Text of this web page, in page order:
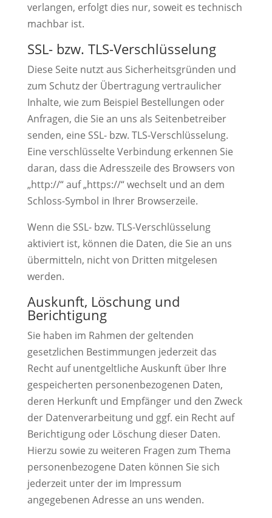
verlangen, erfolgt dies nur, soweit es technisch
machbar ist.
SSL- bzw. TLS-Verschlüsselung
Diese Seite nutzt aus Sicherheitsgründen und
zum Schutz der Übertragung vertraulicher
Inhalte, wie zum Beispiel Bestellungen oder
Anfragen, die Sie an uns als Seitenbetreiber
senden, eine SSL- bzw. TLS-Verschlüsselung.
Eine verschlüsselte Verbindung erkennen Sie
daran, dass die Adresszeile des Browsers von
„http://“ auf „https://“ wechselt und an dem
Schloss-Symbol in Ihrer Browserzeile.
Wenn die SSL- bzw. TLS-Verschlüsselung
aktiviert ist, können die Daten, die Sie an uns
übermitteln, nicht von Dritten mitgelesen
werden.
Auskunft, Löschung und
Berichtigung
Sie haben im Rahmen der geltenden
gesetzlichen Bestimmungen jederzeit das
Recht auf unentgeltliche Auskunft über Ihre
gespeicherten personenbezogenen Daten,
deren Herkunft und Empfänger und den Zweck
der Datenverarbeitung und ggf. ein Recht auf
Berichtigung oder Löschung dieser Daten.
Hierzu sowie zu weiteren Fragen zum Thema
personenbezogene Daten können Sie sich
jederzeit unter der im Impressum
angegebenen Adresse an uns wenden.